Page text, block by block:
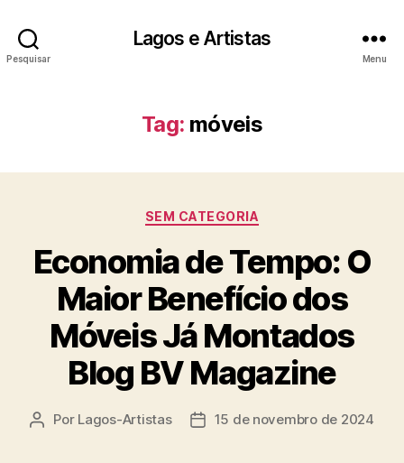
Pesquisar
Lagos e Artistas
Menu
Tag: móveis
Categorias
SEM CATEGORIA
Economia de Tempo: O
Maior Benefício dos
Móveis Já Montados
Blog BV Magazine
Autor
Por Lagos-Artistas
Data15 de novembro de 2024